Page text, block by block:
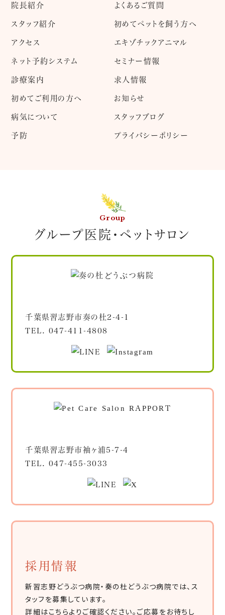
院長紹介
スタッフ紹介
アクセス
ネット予約システム
診療案内
初めてご利用の方へ
病気について
予防
よくあるご質問
初めてペットを飼う方へ
エキゾチックアニマル
セミナー情報
求人情報
お知らせ
スタッフブログ
プライバシーポリシー
Group
グループ医院・ペットサロン
千葉県習志野市奏の杜2-4-1
TEL. 047-411-4808
千葉県習志野市袖ヶ浦5-7-4
TEL. 047-455-3033
採用情報
新習志野どうぶつ病院・奏の杜どうぶつ病院では、ス
タッフを募集しています。
詳細はこちらよりご確認ください。ご応募をお待ちし